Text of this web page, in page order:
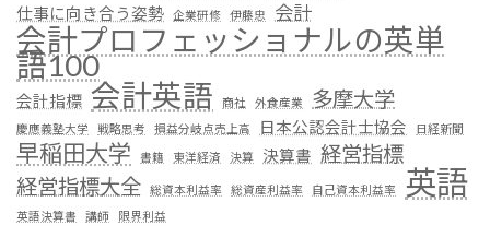
仕事に向き合う姿勢
企業研修 伊藤忠 会計
会計プロフェッショナルの英単
語100
会計指標 会計英語 商社 外食産業 多摩大学
慶應義塾大学 戦略思考 損益分岐点売上高 日本公認会計士協会 日経新聞
早稲田大学 書籍 東洋経済 決算 決算書 経営指標
経営指標大全
総資本利益率 総資産利益率 自己資本利益率 英語
英語決算書 講師 限界利益